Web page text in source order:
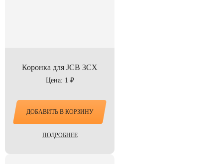
Коронка для JCB 3CX
Цена: 1 ₽
ДОБАВИТЬ В КОРЗИНУ
ПОДРОБНЕЕ